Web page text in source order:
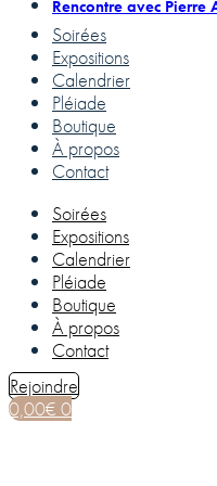
Rencontre avec
Soirées
Expositions
Calendrier
Pléiade
Boutique
À propos
Contact
Soirées
Expositions
Calendrier
Pléiade
Boutique
À propos
Contact
Rejoindre
0,00€ 0